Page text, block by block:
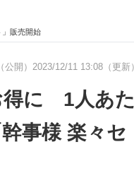
経営
術・比較・事例 製造
販売開始
開） 2023/12/11 13:08（更新）
得に 1人あた
事様 楽々セ